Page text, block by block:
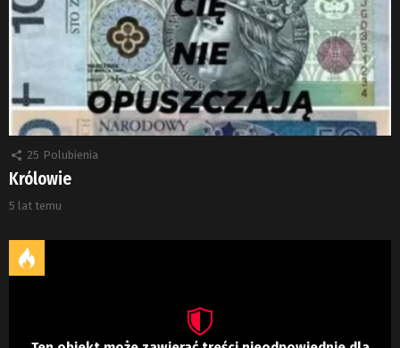
25 Polubienia
Królowie
5 lat temu